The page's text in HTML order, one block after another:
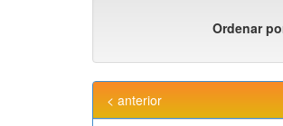
Ordenar
< anterior